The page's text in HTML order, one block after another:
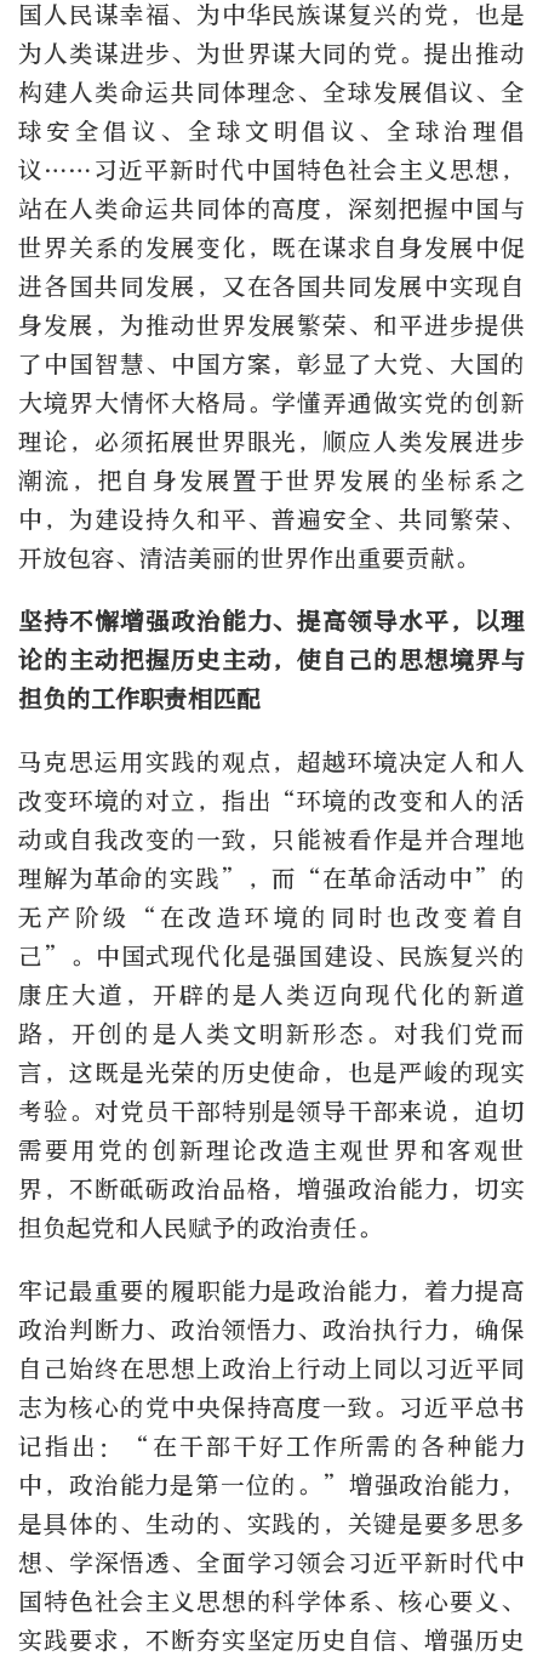
国人民谋幸福、为中华民族谋复兴的党，也是
为人类谋进步、为世界谋大同的党。提出推动
构建人类命运共同体理念、全球发展倡议、全
球安全倡议、全球文明倡议、全球治理倡
议……习近平新时代中国特色社会主义思想，
站在人类命运共同体的高度，深刻把握中国与
世界关系的发展变化，既在谋求自身发展中促
进各国共同发展，又在各国共同发展中实现自
身发展，为推动世界发展繁荣、和平进步提供
了中国智慧、中国方案，彰显了大党、大国的
大境界大情怀大格局。学懂弄通做实党的创新
理论，必须拓展世界眼光，顺应人类发展进步
潮流，把自身发展置于世界发展的坐标系之
中，为建设持久和平、普遍安全、共同繁荣、
开放包容、清洁美丽的世界作出重要贡献。
坚持不懈增强政治能力、提高领导水平，以理
论的主动把握历史主动，使自己的思想境界与
担负的工作职责相匹配
马克思运用实践的观点，超越环境决定人和人
改变环境的对立，指出“环境的改变和人的活
动或自我改变的一致，只能被看作是并合理地
理解为革命的实践”，而“在革命活动中”的
无产阶级“在改造环境的同时也改变着自
己”。中国式现代化是强国建设、民族复兴的
康庄大道，开辟的是人类迈向现代化的新道
路，开创的是人类文明新形态。对我们党而
言，这既是光荣的历史使命，也是严峻的现实
考验。对党员干部特别是领导干部来说，迫切
需要用党的创新理论改造主观世界和客观世
界，不断砥砺政治品格，增强政治能力，切实
担负起党和人民赋予的政治责任。
牢记最重要的履职能力是政治能力，着力提高
政治判断力、政治领悟力、政治执行力，确保
自己始终在思想上政治上行动上同以习近平同
志为核心的党中央保持高度一致。习近平总书
记指出：“在干部干好工作所需的各种能力
中，政治能力是第一位的。”增强政治能力，
是具体的、生动的、实践的，关键是要多思多
想、学深悟透、全面学习领会习近平新时代中
国特色社会主义思想的科学体系、核心要义、
实践要求，不断夯实坚定历史自信、增强历史